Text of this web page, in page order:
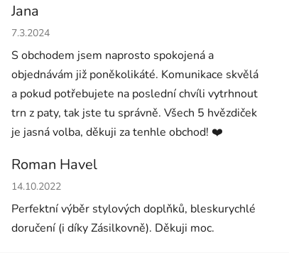
Jana
Hodnocení obchodu je 5 z 5 hvězdiček.
7.3.2024
S obchodem jsem naprosto spokojená a
objednávám již poněkolikáté. Komunikace skvělá
a pokud potřebujete na poslední chvíli vytrhnout
trn z paty, tak jste tu správně. Všech 5 hvězdiček
je jasná volba, děkuji za tenhle obchod! ❤️
Roman Havel
Hodnocení obchodu je 5 z 5 hvězdiček.
14.10.2022
Perfektní výběr stylových doplňků, bleskurychlé
doručení (i díky Zásilkovně). Děkuji moc.